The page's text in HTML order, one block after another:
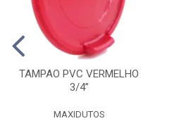
TAMPAO PVC VERMELHO
3/4”
MAXIDUTOS